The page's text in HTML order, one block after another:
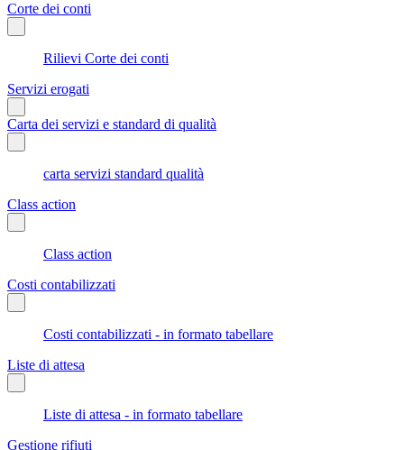
Corte dei conti
Rilievi Corte dei conti
Servizi erogati
Carta dei servizi e standard di qualità
carta servizi standard qualità
Class action
Class action
Costi contabilizzati
Costi contabilizzati - in formato tabellare
Liste di attesa
Liste di attesa - in formato tabellare
Gestione rifiuti